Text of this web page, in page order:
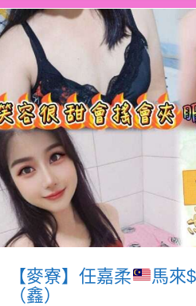
【麥寮】任嘉柔
馬來
（鑫）